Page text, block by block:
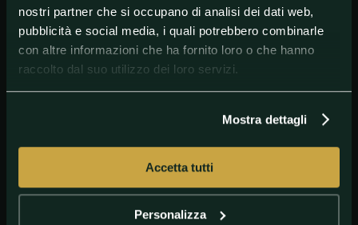
nostri partner che si occupano di analisi dei dati web,
pubblicità e social media, i quali potrebbero combinarle
con altre informazioni che ha fornito loro o che hanno
raccolto dal suo utilizzo dei loro servizi.
Mostra dettagli
Accetta tutti
Personalizza
2013, 2014, 2016, 2017, 2018 e 2019